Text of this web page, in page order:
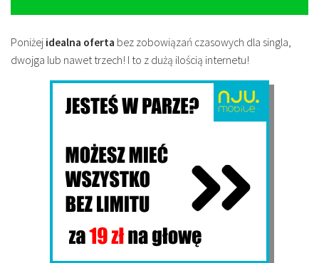
Poniżej idealna oferta bez zobowiązań czasowych dla singla,
dwojga lub nawet trzech! I to z dużą ilością internetu!